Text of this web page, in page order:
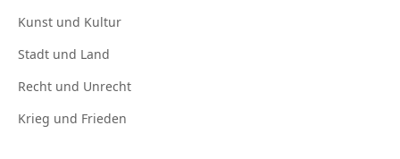
Kunst und Kultur
Stadt und Land
Recht und Unrecht
Krieg und Frieden